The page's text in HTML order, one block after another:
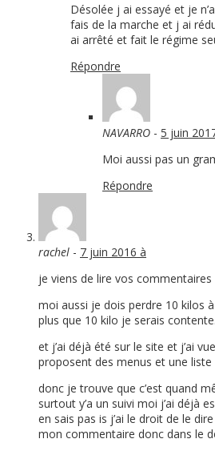
Désolée j ai essayé et je
fais de la marche et j ai
ai arrêté et fait le régime
Répondre
NAVARRO - 5 juin
Moi aussi pas un
Répondre
rachel - 7 juin 2016 à
je viens de lire vos commentaires
moi aussi je dois perdre 10 kilos
plus que 10 kilo je serais
et j’ai déjà été sur le site et j’ai
proposent des menus et une
donc je trouve que c’est quand
surtout y’a un suivi moi j’ai déjà
en sais pas is j’ai le droit de le
mon commentaire donc dans le